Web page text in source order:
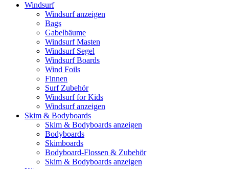
Windsurf
Windsurf anzeigen
Bags
Gabelbäume
Windsurf Masten
Windsurf Segel
Windsurf Boards
Wind Foils
Finnen
Surf Zubehör
Windsurf for Kids
Windsurf anzeigen
Skim & Bodyboards
Skim & Bodyboards anzeigen
Bodyboards
Skimboards
Bodyboard-Flossen & Zubehör
Skim & Bodyboards anzeigen